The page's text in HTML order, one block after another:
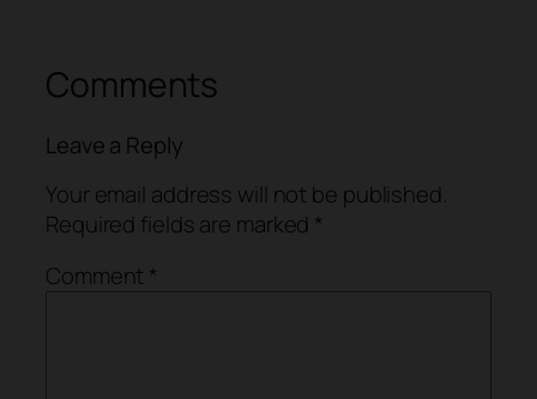
Comments
Leave a Reply
Your email address will not be published.
Required fields are marked *
Comment *